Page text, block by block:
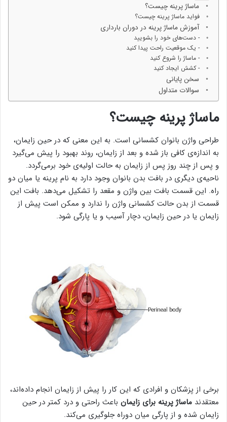
ماساژ پرینه چیست؟
فواید ماساژ پرینه چیست؟
آموزش ماساژ پرینه در دوران بارداری
- دست‌های خود را بشویید
- یک موقعیت راحت پیدا کنید
- ماساژ را شروع کنید
- کشش ایجاد کنید
سخن پایانی
سوالات متداول
ماساژ پرینه چیست؟
طراحی واژن بانوان کشسانی است. به این معنی که در حین زایمان،
به اندازه‌ی کافی باز شده و بعد از زایمان، روند بهبود را پیش می‌گیرد
و پس از چند روز پس از زایمان به حالت اولیه‌ی خود برمی‌گردد.
ناحیه‌ی دیگری در بافت بدن بانوان وجود دارد به نام پرینه یا میان دو
راه. این قسمت بافت بین واژن و مقعد را تشکیل می‌دهد. بافت این
قسمت از بدن حالت کشسانی واژن را ندارد و ممکن است پیش از
زایمان یا در حین زایمان، دچار آسیب و یا پارگی شود.
برخی از پزشکان و افرادی که این کار را پیش از زایمان انجام داده‌اند،
معتقدند ماساژ پرینه برای زایمان باعث راحتی و درد کمتر در حین
زایمان شده و از پارگی میان دوراه جلوگیری می‌کند.